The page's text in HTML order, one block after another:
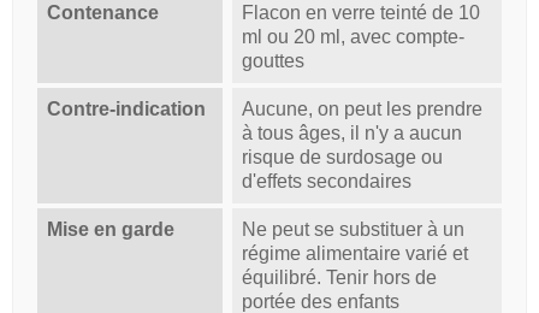
Contenance
Flacon en verre teinté de 10
ml ou 20 ml, avec compte-
gouttes
Contre-indication
Aucune, on peut les prendre
à tous âges, il n'y a aucun
risque de surdosage ou
d'effets secondaires
Mise en garde
Ne peut se substituer à un
régime alimentaire varié et
équilibré. Tenir hors de
portée des enfants